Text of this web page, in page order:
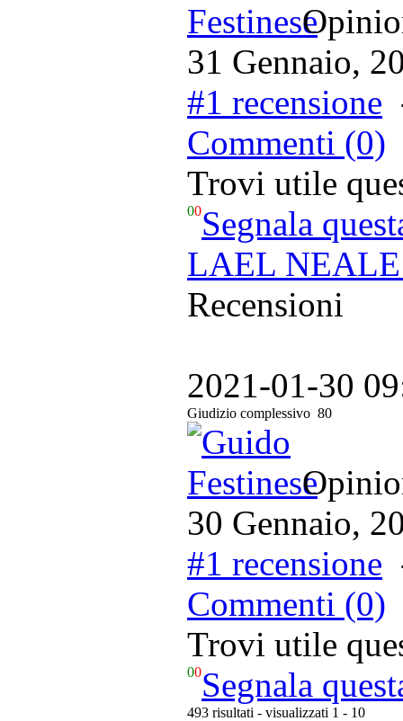
31 Gennaio,
#1 recensione
Commenti (0)
Trovi utile
00Segnala
LAEL
Recensioni
2021-01-30
Giudizio complessivo 80
30 Gennaio,
#1 recensione
Commenti (0)
Trovi utile
00Segnala
493 risultati - visualizzati 1 - 10